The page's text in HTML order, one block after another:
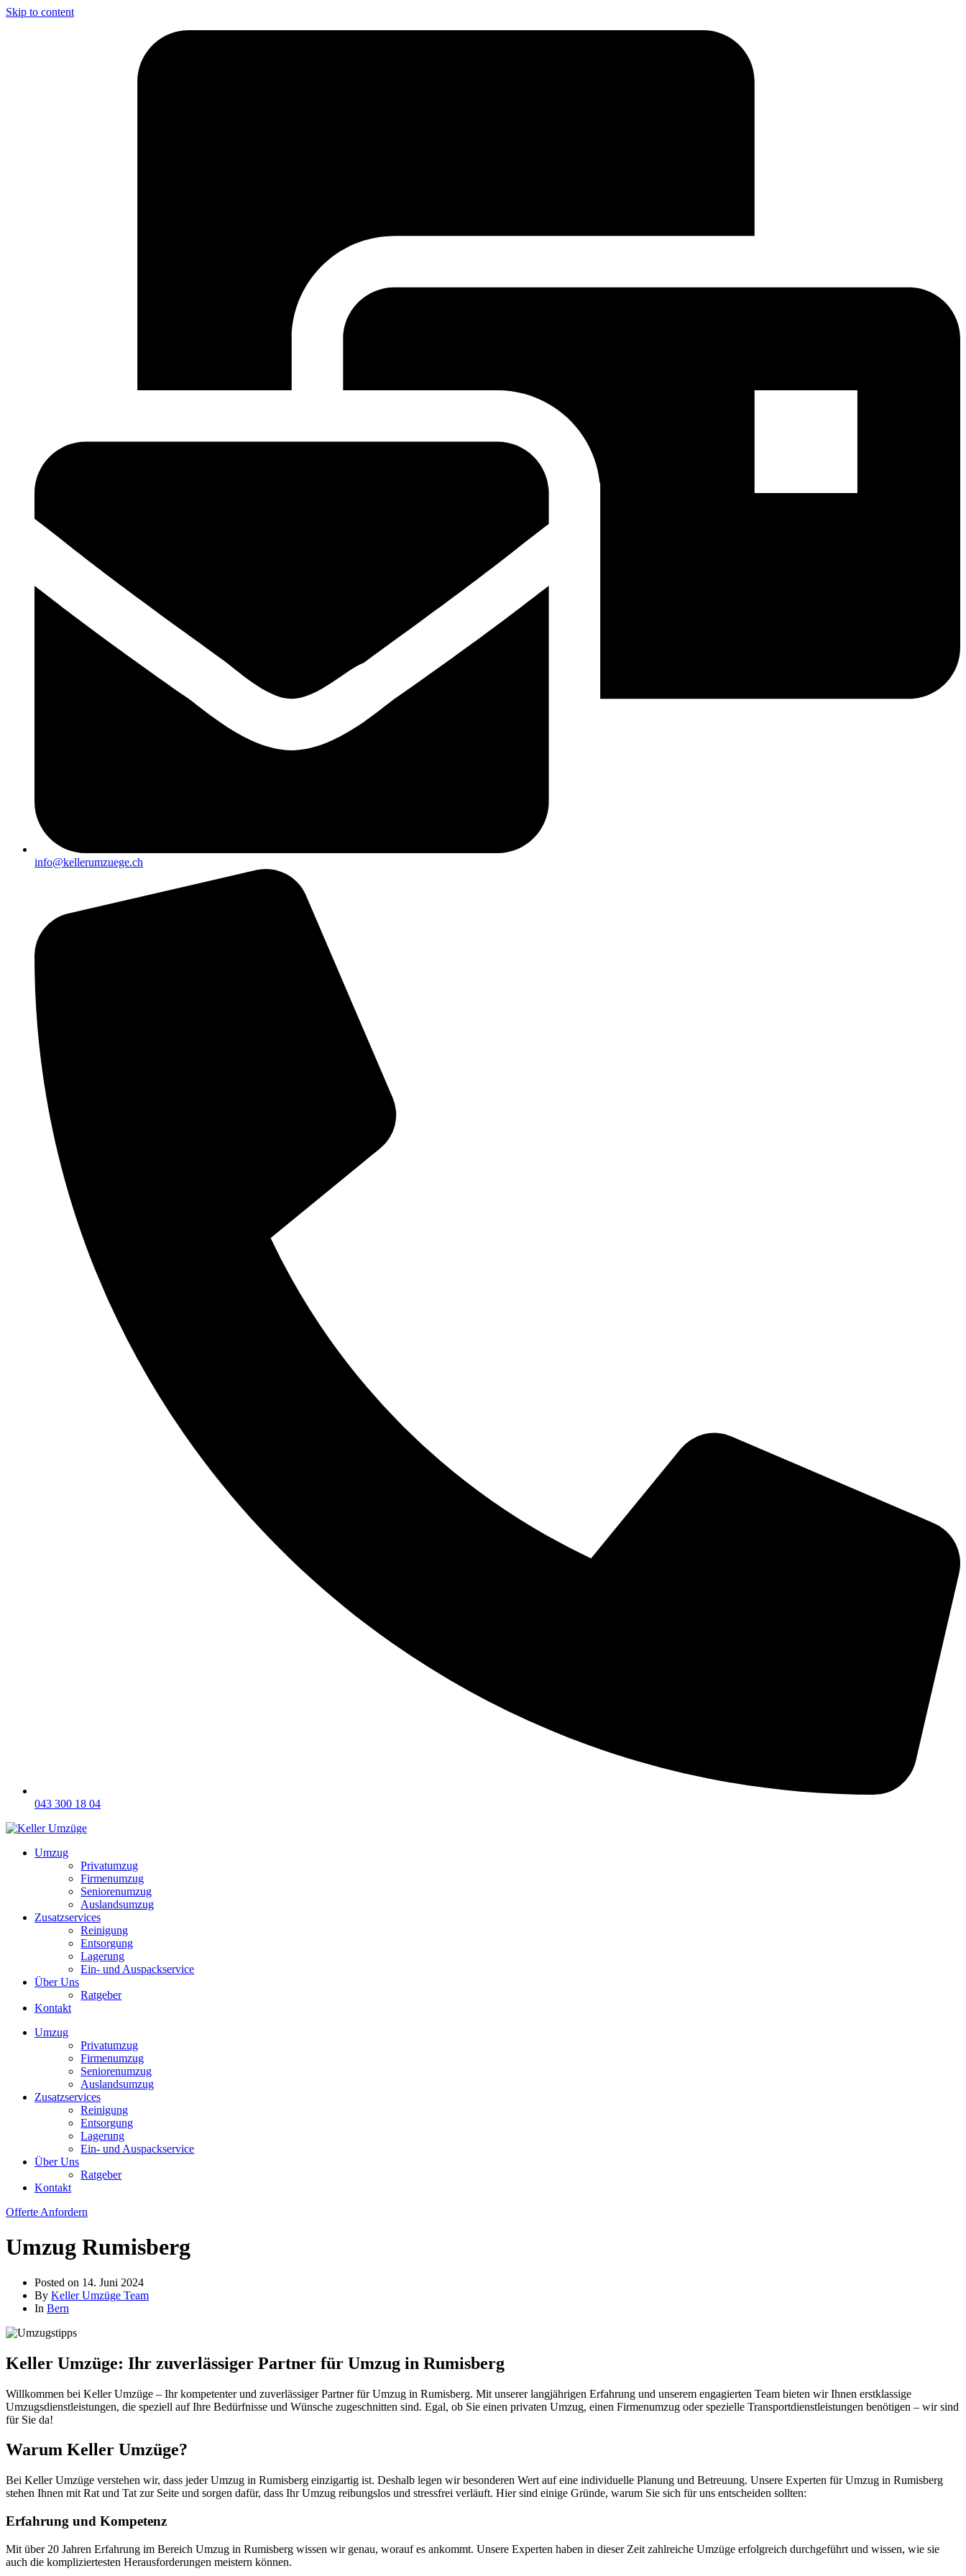
Skip to content
info@kellerumzuege.ch
043 300 18 04
Umzug
Privatumzug
Firmenumzug
Seniorenumzug
Auslandsumzug
Zusatzservices
Reinigung
Entsorgung
Lagerung
Ein- und Auspackservice
Über Uns
Ratgeber
Kontakt
Umzug
Privatumzug
Firmenumzug
Seniorenumzug
Auslandsumzug
Zusatzservices
Reinigung
Entsorgung
Lagerung
Ein- und Auspackservice
Über Uns
Ratgeber
Kontakt
Offerte Anfordern
Umzug Rumisberg
Posted on 14. Juni 2024
By Keller Umzüge Team
In Bern
Keller Umzüge: Ihr zuverlässiger Partner für Umzug in Rumisberg
Willkommen bei Keller Umzüge – Ihr kompetenter und zuverlässiger Partner für Umzug in Rumisberg. Mit unserer langjährigen Erfahrung und unserem engagierten Team bieten wir Ihnen erstklassige
Umzugsdienstleistungen, die speziell auf Ihre Bedürfnisse und Wünsche zugeschnitten sind. Egal, ob Sie einen privaten Umzug, einen Firmenumzug oder spezielle Transportdienstleistungen benötigen – wir sind
für Sie da!
Warum Keller Umzüge?
Bei Keller Umzüge verstehen wir, dass jeder Umzug in Rumisberg einzigartig ist. Deshalb legen wir besonderen Wert auf eine individuelle Planung und Betreuung. Unsere Experten für Umzug in Rumisberg
stehen Ihnen mit Rat und Tat zur Seite und sorgen dafür, dass Ihr Umzug reibungslos und stressfrei verläuft. Hier sind einige Gründe, warum Sie sich für uns entscheiden sollten:
Erfahrung und Kompetenz
Mit über 20 Jahren Erfahrung im Bereich Umzug in Rumisberg wissen wir genau, worauf es ankommt. Unsere Experten haben in dieser Zeit zahlreiche Umzüge erfolgreich durchgeführt und wissen, wie sie
auch die kompliziertesten Herausforderungen meistern können.